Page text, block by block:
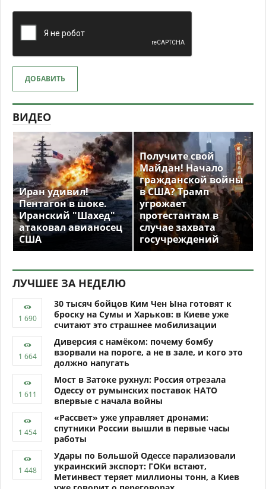
ДОБАВИТЬ
ВИДЕО
Иран удивил!
Пентагон в шоке.
Иранский "Шахед"
атаковал авианосец
США
Получите свой
Майдан! Начало
гражданской войны
в США? Трамп
угрожает
протестантам в
случае захвата
госучреждений
ЛУЧШЕЕ ЗА НЕДЕЛЮ
30 тысяч бойцов Ким Чен Ына готовят к
броску на Сумы и Харьков: в Киеве уже
считают это страшнее мобилизации
Диверсия с намёком: почему бомбу
взорвали на пороге, а не в зале, и кого это
должно напугать
Мост в Затоке рухнул: Россия отрезала
Одессу от румынских поставок НАТО
впервые с начала войны
«Рассвет» уже управляет дронами:
спутники России вышли в первые часы
работы
Удары по Большой Одессе парализовали
украинский экспорт: ГОКи встают,
Метинвест теряет миллионы тонн, а Киев